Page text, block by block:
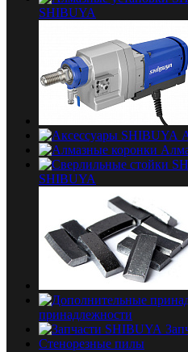
SHIBUYA
SHIBUYA
принадлежности
Стенорезные пилы